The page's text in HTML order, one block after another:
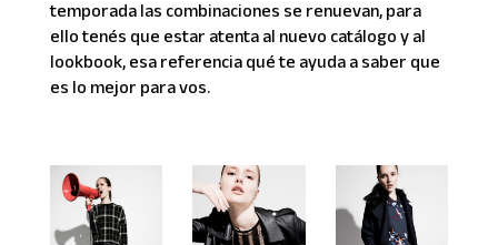
temporada las combinaciones se renuevan, para
ello tenés que estar atenta al nuevo catálogo y al
lookbook, esa referencia qué te ayuda a saber que
es lo mejor para vos.